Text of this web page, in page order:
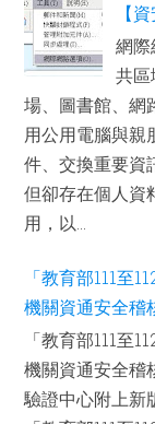
【
網際
共區
場、圖書館、網
用公用電腦與親
件、交換重要資
但卻存在個人資
用，以...
「教育部111至
機關資通安全稽
「教育部111至
機關資通安全稽
驗證中心附上新